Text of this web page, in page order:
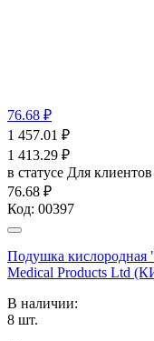
76.68 ₽
1 457.01 ₽
1 413.29 ₽
в статусе Для
76.68 ₽
Код: 00397
Подушка
Medical Products Ltd
В наличии:
8 шт.